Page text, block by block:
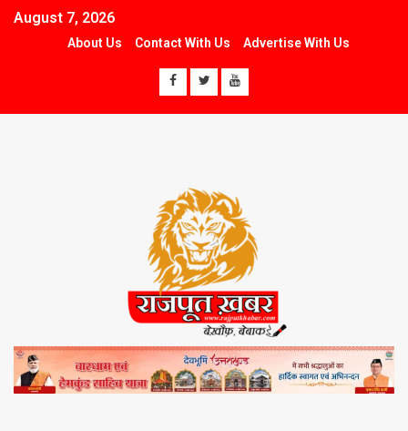
August 7, 2026
About Us Contact With Us Advertise With Us